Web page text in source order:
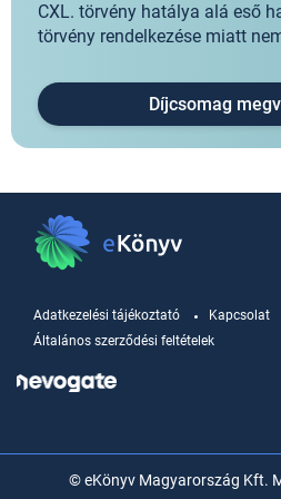
CXL. törvény hatálya alá eső
törvény rendelkezése miatt
Díjcsomag
Adatkezelési tájékoztató
Kapcsolat
Általános szerződési feltételek
© eKönyv Magyarország Kft.